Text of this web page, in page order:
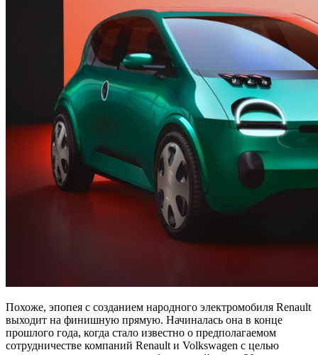
Похоже, эпопея с созданием народного электромобиля Renault
выходит на финишную прямую. Начиналась она в конце
прошлого года, когда стало известно о предполагаемом
сотрудничестве компаний Renault и Volkswagen с целью